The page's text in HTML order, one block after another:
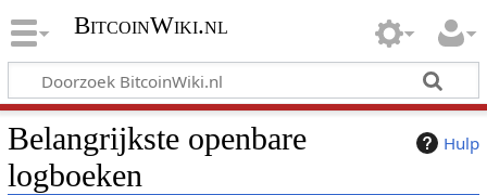
BitcoinWiki.nl
Hulp
Belangrijkste openbare
logboeken